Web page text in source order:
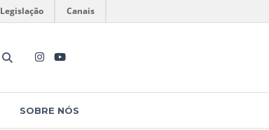
Legislação Canais
SOBRE NÓS